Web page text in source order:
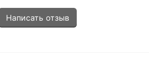
Написать отзыв